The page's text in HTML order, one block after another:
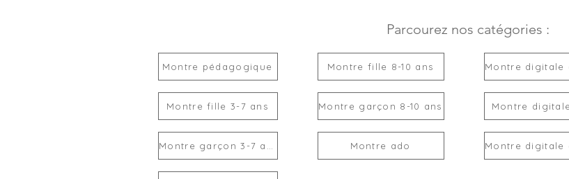
Parcourez nos catégories :
Montre pédagogique
Montre fille 3-7 ans
Montre fille 8-10 ans
Montre garçon 8-10 ans
Montre ado
Montre